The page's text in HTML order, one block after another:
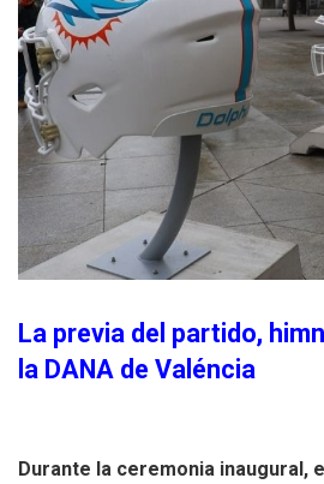
La previa del partido,
la DANA de Valéncia
Durante la ceremonia inaugural,